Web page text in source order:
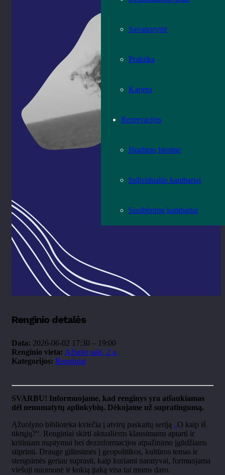
Savanorystė
Praktika
Karjera
Rezervacijos
Išradimų būstinė
Individualūs kambariai
Susibūrimų kambariai
Renginio detalės
Data: 2026-06-02 17:30 – 19:00
Renginio vieta: Ąžuolo salė, 2 a.
Kategorijos: Renginiai
SVARBU! Informuojame, kad renginys yra atšaukiamas
dėl nenumatytų aplinkybių. Dėkojame už supratingumą.
Ąžuolyno biblioteka kviečia į atvirų paskaitų seriją „O kaip iš
tikrųjų?“. Renginiai skirti aktualiems klausimams aptarti ir
kritiniam mąstymui bei dezinformacijos atpažinimo įgūdžiams
stiprinti. Drauge gilinsimės į geopolitikos, kultūros temas ir
stengsimės geriau suprasti, kaip kuriami naratyvai, formuojama
viešoji nuomonė ir kokią įtaką visa tai mums daro.